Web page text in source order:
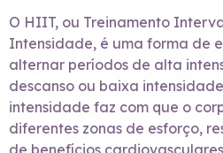
O HIIT, ou Treinamento
Intensidade, é uma forma de
alternar períodos de alta
descanso ou baixa
intensidade faz com que o
diferentes zonas de esforço,